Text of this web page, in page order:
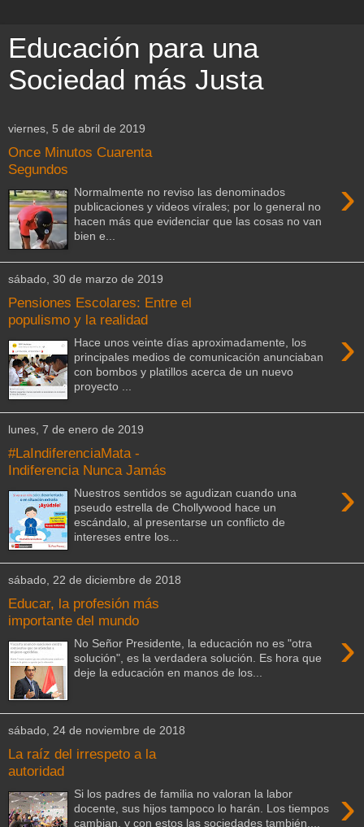
Educación para una
Sociedad más Justa
viernes, 5 de abril de 2019
Once Minutos Cuarenta
Segundos
›
Normalmente no reviso las denominados
publicaciones y videos vírales; por lo general no
hacen más que evidenciar que las cosas no van
bien e...
sábado, 30 de marzo de 2019
Pensiones Escolares: Entre el
populismo y la realidad
›
Hace unos veinte días aproximadamente, los
principales medios de comunicación anunciaban
con bombos y platillos acerca de un nuevo
proyecto ...
lunes, 7 de enero de 2019
#LaIndiferenciaMata -
Indiferencia Nunca Jamás
›
Nuestros sentidos se agudizan cuando una
pseudo estrella de Chollywood hace un
escándalo, al presentarse un conflicto de
intereses entre los...
sábado, 22 de diciembre de 2018
Educar, la profesión más
importante del mundo
›
No Señor Presidente, la educación no es "otra
solución", es la verdadera solución. Es hora que
deje la educación en manos de los...
sábado, 24 de noviembre de 2018
La raíz del irrespeto a la
autoridad
›
Si los padres de familia no valoran la labor
docente, sus hijos tampoco lo harán. Los tiempos
cambian, y con estos las sociedades también....